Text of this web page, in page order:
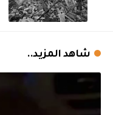
شاهد المزيد..